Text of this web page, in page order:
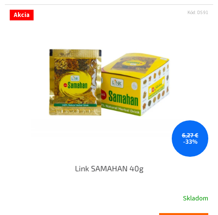
Akcia
6,27 €
-33%
Link SAMAHAN 40g
Skladom
Kód: DS 91